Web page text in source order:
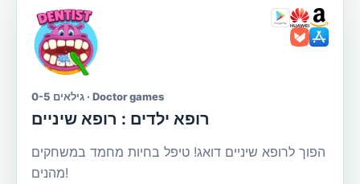
גילאים 0-5 · Doctor games
רופא ילדים : רופא שיניים
הפוך לרופא שיניים דואג! טיפל בחיות מחמד במשחקים
מהנים!